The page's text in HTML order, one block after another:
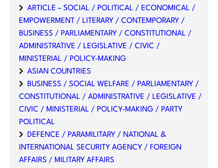
ARTICLE – SOCIAL / POLITICAL / ECONOMICAL /
EMPOWERMENT / LITERARY / CONTEMPORARY /
BUSINESS / PARLIAMENTARY / CONSTITUTIONAL /
ADMINISTRATIVE / LEGISLATIVE / CIVIC /
MINISTERIAL / POLICY-MAKING
ASIAN COUNTRIES
BUSINESS / SOCIAL WELFARE / PARLIAMENTARY /
CONSTITUTIONAL / ADMINISTRATIVE / LEGISLATIVE /
CIVIC / MINISTERIAL / POLICY-MAKING / PARTY
POLITICAL
DEFENCE / PARAMILITARY / NATIONAL &
INTERNATIONAL SECURITY AGENCY / FOREIGN
AFFAIRS / MILITARY AFFAIRS